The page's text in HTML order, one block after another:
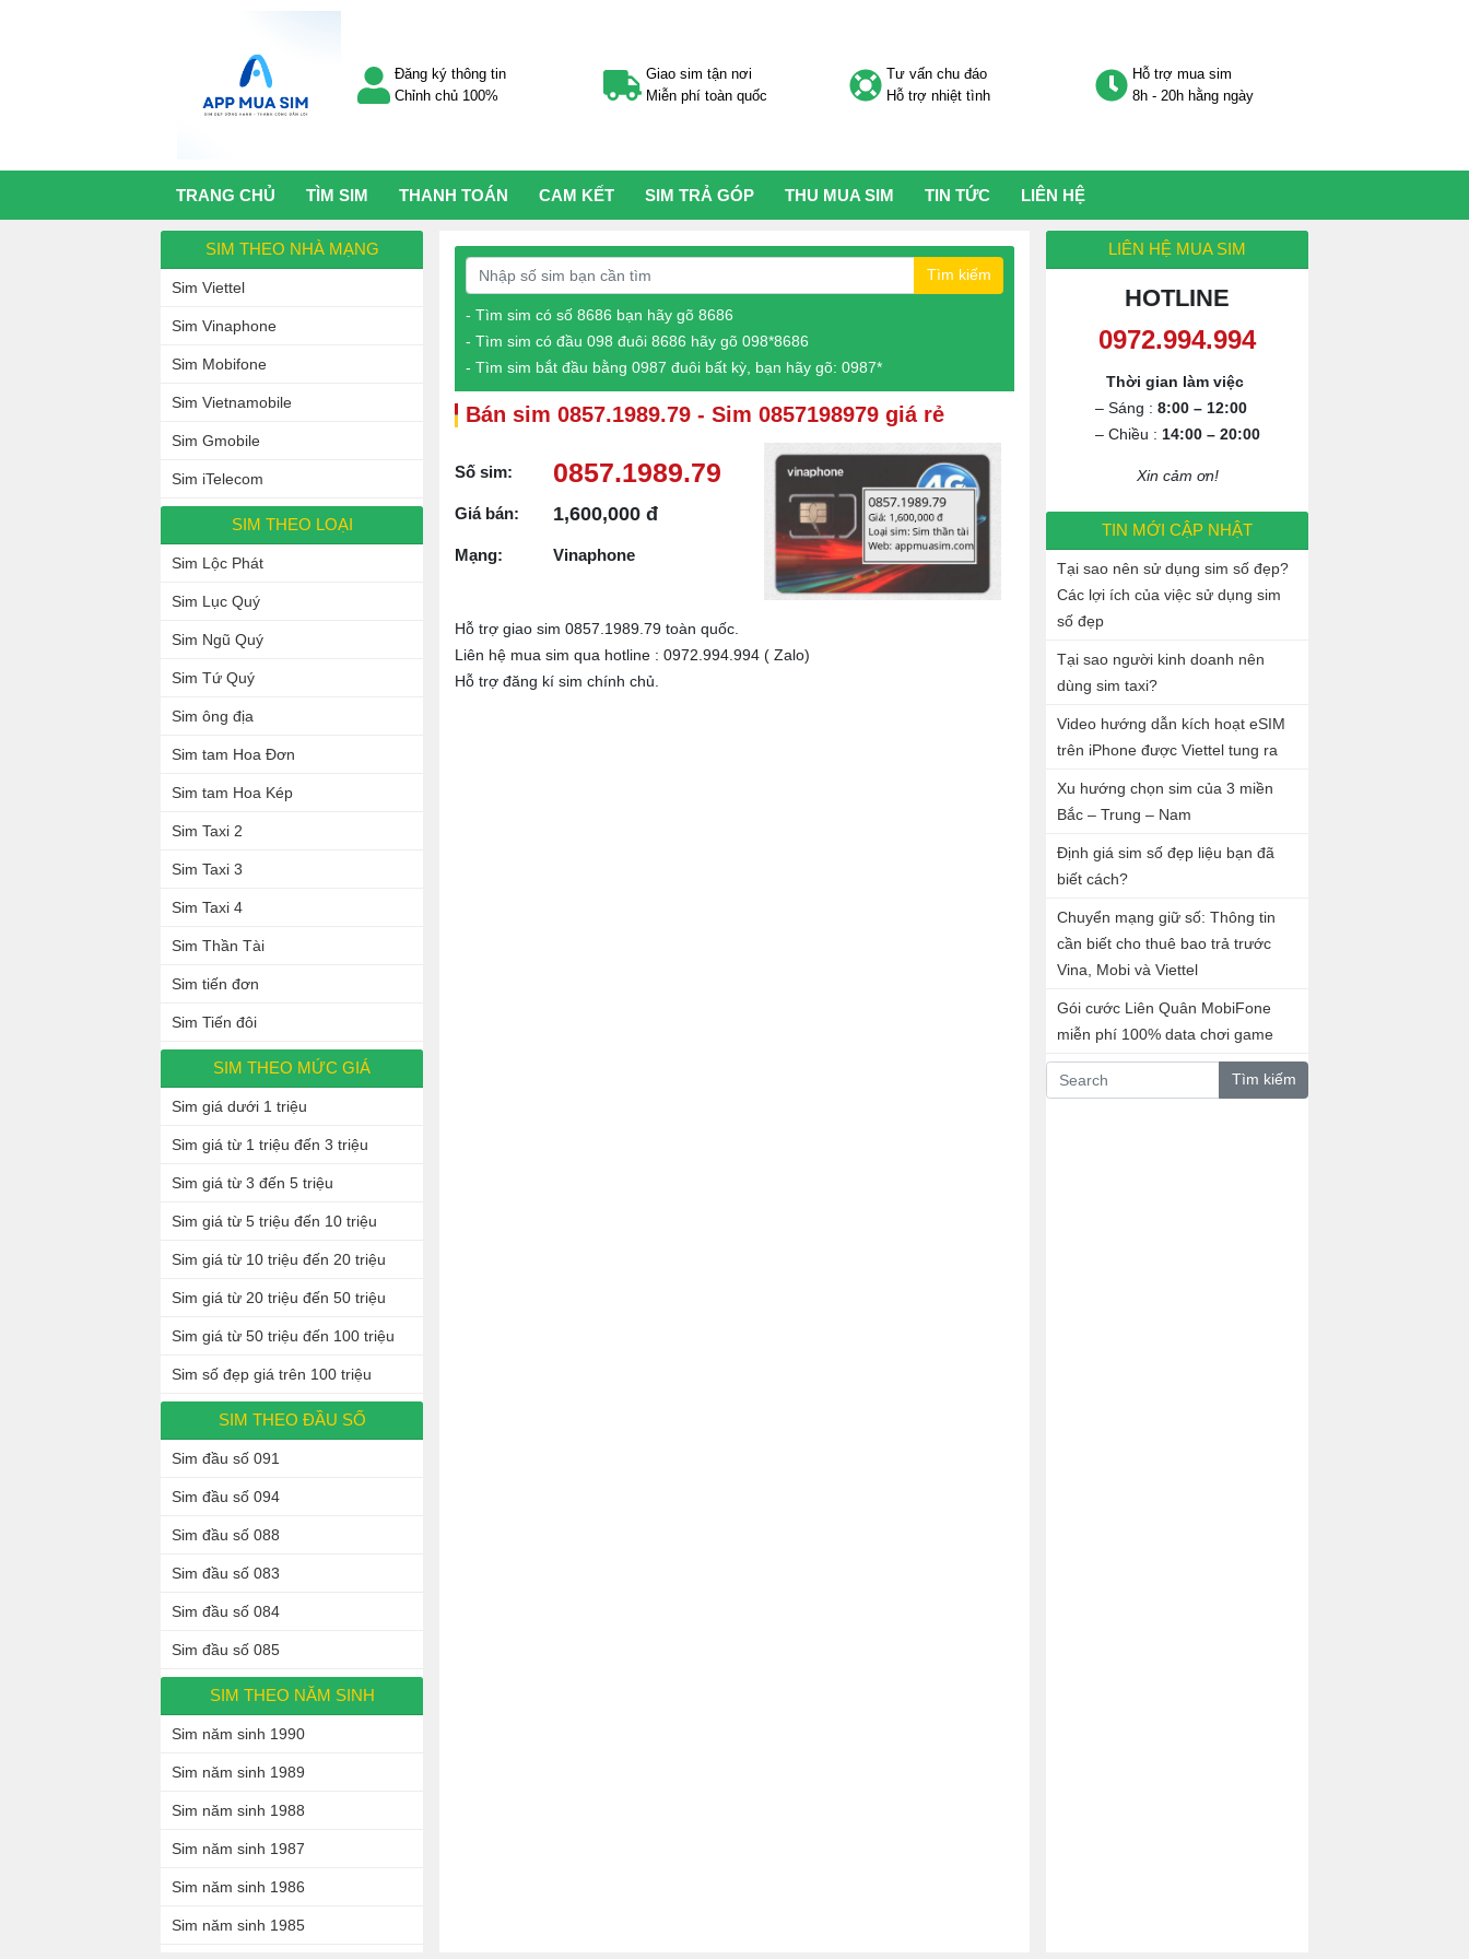
Đăng ký thông tin
Chỉnh chủ 100%
Giao sim tận nơi
Miễn phí toàn quốc
Tư vấn chu đáo
Hỗ trợ nhiệt tình
Hỗ trợ mua sim
8h - 20h hằng ngày
TRANG CHỦ TÌM SIM THANH TOÁN CAM KẾT SIM TRẢ GÓP THU MUA SIM TIN TỨC LIÊN HỆ
Tìm kiếm
- Tìm sim có số 8686 bạn hãy gõ 8686
- Tìm sim có đầu 098 đuôi 8686 hãy gõ 098*8686
- Tìm sim bắt đầu bằng 0987 đuôi bất kỳ, bạn hãy gõ: 0987*
Bán sim 0857.1989.79 - Sim 0857198979 giá rẻ
Số sim: 0857.1989.79
Giá bán: 1,600,000 đ
Mạng: Vinaphone
Hỗ trợ giao sim 0857.1989.79 toàn quốc.
Liên hệ mua sim qua hotline : 0972.994.994 ( Zalo)
Hỗ trợ đăng kí sim chính chủ.
SIM THEO NHÀ MẠNG
Sim Viettel
Sim Vinaphone
Sim Mobifone
Sim Vietnamobile
Sim Gmobile
Sim iTelecom
SIM THEO LOẠI
Sim Lộc Phát
Sim Lục Quý
Sim Ngũ Quý
Sim Tứ Quý
Sim ông địa
Sim tam Hoa Đơn
Sim tam Hoa Kép
Sim Taxi 2
Sim Taxi 3
Sim Taxi 4
Sim Thần Tài
Sim tiến đơn
Sim Tiến đôi
SIM THEO MỨC GIÁ
Sim giá dưới 1 triệu
Sim giá từ 1 triệu đến 3 triệu
Sim giá từ 3 đến 5 triệu
Sim giá từ 5 triệu đến 10 triệu
Sim giá từ 10 triệu đến 20 triệu
Sim giá từ 20 triệu đến 50 triệu
Sim giá từ 50 triệu đến 100 triệu
Sim số đẹp giá trên 100 triệu
SIM THEO ĐẦU SỐ
Sim đầu số 091
Sim đầu số 094
Sim đầu số 088
Sim đầu số 083
Sim đầu số 084
Sim đầu số 085
SIM THEO NĂM SINH
Sim năm sinh 1990
Sim năm sinh 1989
Sim năm sinh 1988
Sim năm sinh 1987
Sim năm sinh 1986
Sim năm sinh 1985
LIÊN HỆ MUA SIM
HOTLINE
0972.994.994
Thời gian làm việc
– Sáng : 8:00 – 12:00
– Chiều : 14:00 – 20:00
Xin cảm ơn!
TIN MỚI CẬP NHẬT
Tại sao nên sử dụng sim số đẹp?
Các lợi ích của việc sử dụng sim
số đẹp
Tại sao người kinh doanh nên
dùng sim taxi?
Video hướng dẫn kích hoạt eSIM
trên iPhone được Viettel tung ra
Xu hướng chọn sim của 3 miền
Bắc – Trung – Nam
Định giá sim số đẹp liệu bạn đã
biết cách?
Chuyển mạng giữ số: Thông tin
cần biết cho thuê bao trả trước
Vina, Mobi và Viettel
Gói cước Liên Quân MobiFone
miễn phí 100% data chơi game
Tìm kiếm